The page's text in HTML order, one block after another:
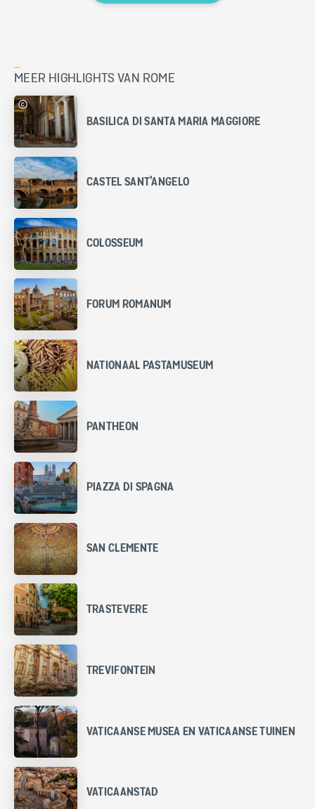
MEER HIGHLIGHTS VAN ROME
BASILICA DI SANTA MARIA MAGGIORE
CASTEL SANT’ANGELO
COLOSSEUM
FORUM ROMANUM
NATIONAAL PASTAMUSEUM
PANTHEON
PIAZZA DI SPAGNA
SAN CLEMENTE
TRASTEVERE
TREVIFONTEIN
VATICAANSE MUSEA EN VATICAANSE TUINEN
VATICAANSTAD